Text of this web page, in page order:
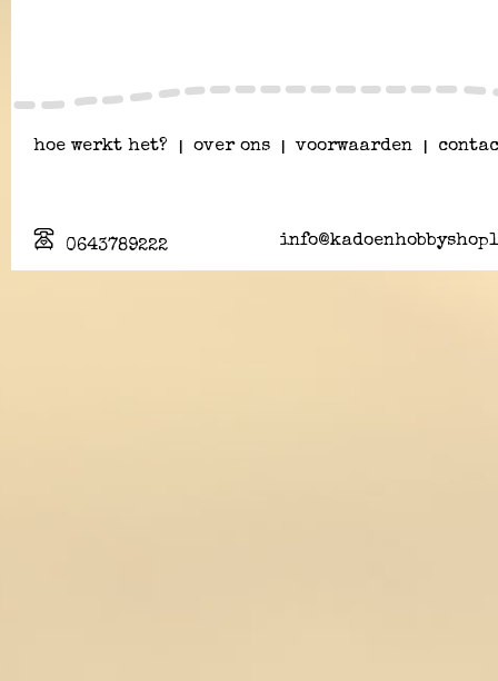
hoe werkt het? over ons voorwaarden
0643789222